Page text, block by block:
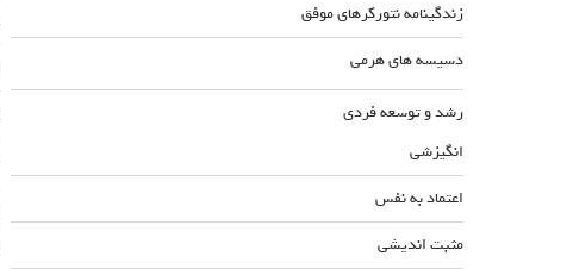
زندگینامه نتورکرهای موفق
دسیسه های هرمی
رشد و توسعه فردی
انگیزشی
اعتماد به نفس
مثبت اندیشی